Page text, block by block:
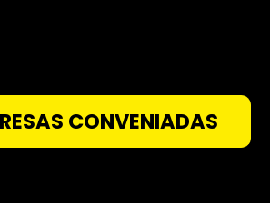
se para